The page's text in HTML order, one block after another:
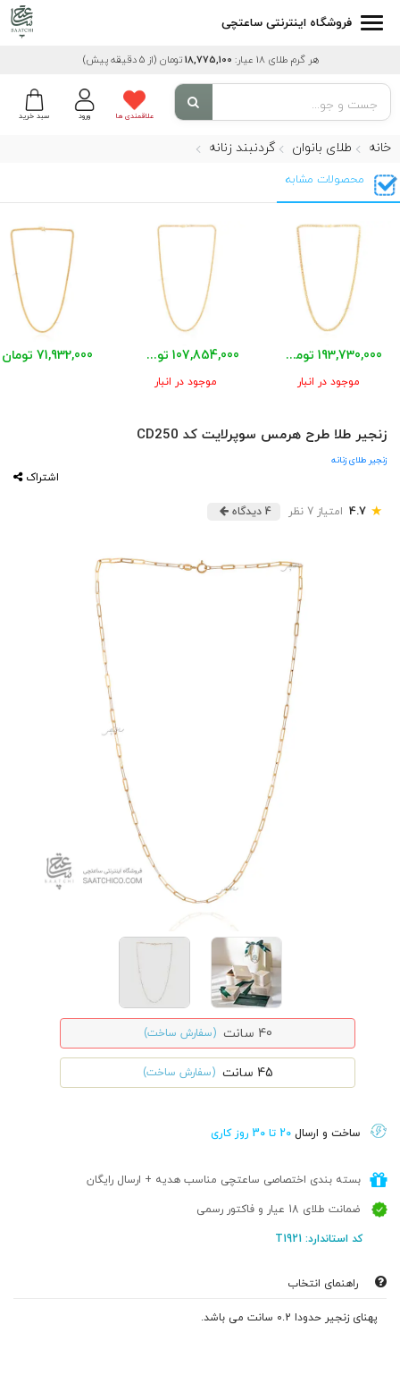
فروشگاه اینترنتی ساعتچی
هر گرم طلای 18 عیار: 18,775,100 تومان (از 5 دقیقه پیش)
سبد خرید ورود علاقمندی ها
خانه طلای بانوان گردنبند زنانه
محصولات مشابه
193,730,000 تومان
موجود در انبار
107,854,000 تومان
موجود در انبار
71,932,000 تومان
زنجیر طلا طرح هرمس سوپرلایت کد CD250
زنجیر طلای زنانه
اشتراک
★
4.7 امتیاز 7 نظر 4 دیدگاه
40 سانت (سفارش ساخت)
45 سانت (سفارش ساخت)
ساخت و ارسال 20 تا 30 روز کاری
بسته بندی اختصاصی ساعتچی مناسب هدیه + ارسال رایگان
ضمانت طلای 18 عیار و فاکتور رسمی
کد استاندارد: T1921
راهنمای انتخاب
پهنای زنجیر حدودا 0.2 سانت می باشد.